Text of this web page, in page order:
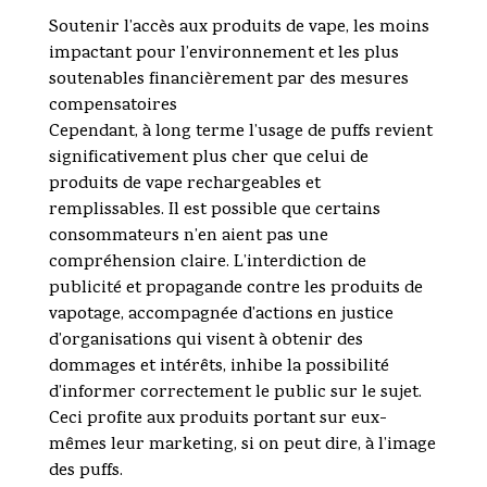
Soutenir l’accès aux produits de vape, les moins
impactant pour l’environnement et les plus
soutenables financièrement par des mesures
compensatoires
Cependant, à long terme l’usage de puffs revient
significativement plus cher que celui de
produits de vape rechargeables et
remplissables. Il est possible que certains
consommateurs n’en aient pas une
compréhension claire. L’interdiction de
publicité et propagande contre les produits de
vapotage, accompagnée d’actions en justice
d’organisations qui visent à obtenir des
dommages et intérêts, inhibe la possibilité
d’informer correctement le public sur le sujet.
Ceci profite aux produits portant sur eux-
mêmes leur marketing, si on peut dire, à l’image
des puffs.